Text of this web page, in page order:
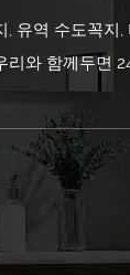
, 유역 수도꼭지,
리와 함께두면